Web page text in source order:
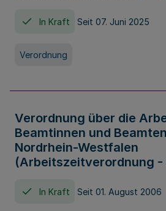
In Kraft Seit 07. Juni 2025
Verordnung
Verordnung über die
Beamtinnen und
Nordrhein-Westfalen
(Arbeitszeitverordnung -
In Kraft Seit 01. August 2006